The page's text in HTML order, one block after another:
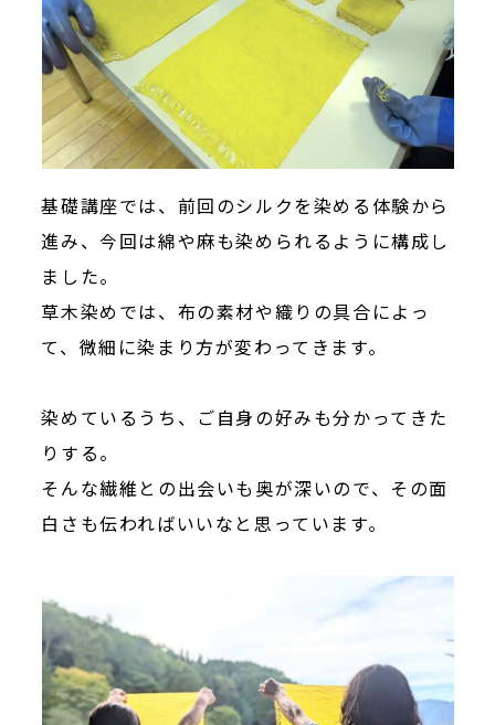
基礎講座では、前回のシルクを染める体験から
進み、今回は綿や麻も染められるように構成し
ました。
草木染めでは、布の素材や織りの具合によっ
て、微細に染まり方が変わってきます。
染めているうち、ご自身の好みも分かってきた
りする。
そんな繊維との出会いも奥が深いので、その面
白さも伝わればいいなと思っています。